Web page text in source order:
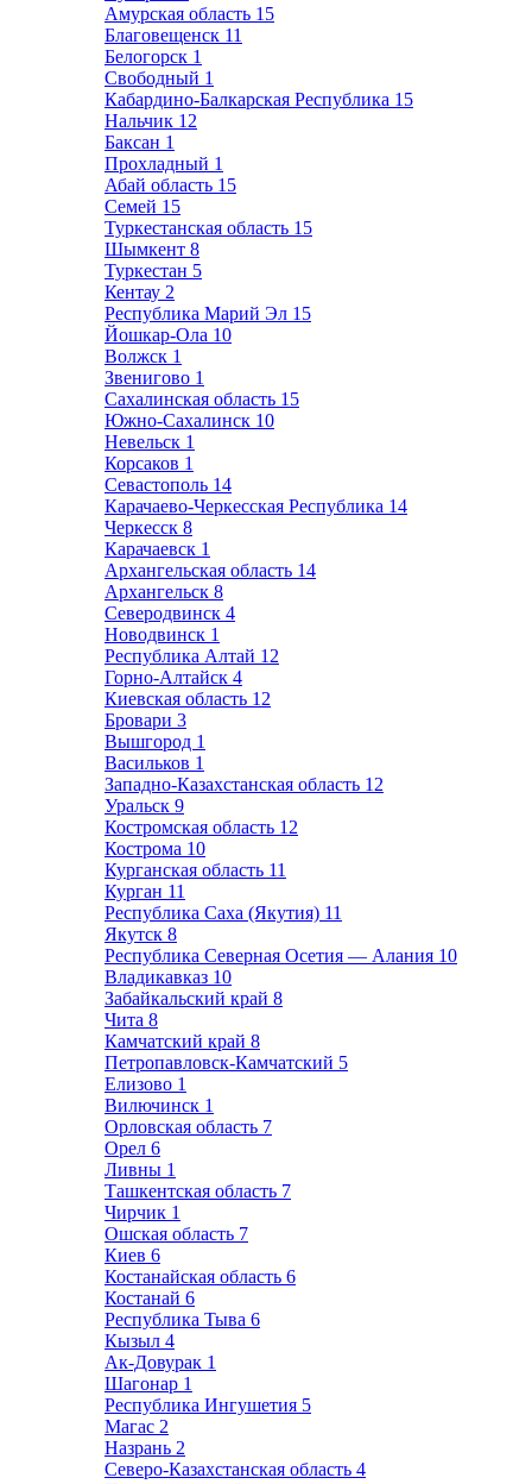
Амурская область 15
Благовещенск 11
Белогорск 1
Свободный 1
Кабардино-Балкарская Республика 15
Нальчик 12
Баксан 1
Прохладный 1
Абай область 15
Семей 15
Туркестанская область 15
Шымкент 8
Туркестан 5
Кентау 2
Республика Марий Эл 15
Йошкар-Ола 10
Волжск 1
Звенигово 1
Сахалинская область 15
Южно-Сахалинск 10
Невельск 1
Корсаков 1
Севастополь 14
Карачаево-Черкесская Республика 14
Черкесск 8
Карачаевск 1
Архангельская область 14
Архангельск 8
Северодвинск 4
Новодвинск 1
Республика Алтай 12
Горно-Алтайск 4
Киевская область 12
Бровари 3
Вышгород 1
Васильков 1
Западно-Казахстанская область 12
Уральск 9
Костромская область 12
Кострома 10
Курганская область 11
Курган 11
Республика Саха (Якутия) 11
Якутск 8
Республика Северная Осетия — Алания 10
Владикавказ 10
Забайкальский край 8
Чита 8
Камчатский край 8
Петропавловск-Камчатский 5
Елизово 1
Вилючинск 1
Орловская область 7
Орел 6
Ливны 1
Ташкентская область 7
Чирчик 1
Ошская область 7
Киев 6
Костанайская область 6
Костанай 6
Республика Тыва 6
Кызыл 4
Ак-Довурак 1
Шагонар 1
Республика Ингушетия 5
Магас 2
Назрань 2
Северо-Казахстанская область 4